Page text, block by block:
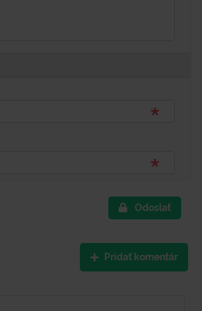
Odoslať
Pridať komentár